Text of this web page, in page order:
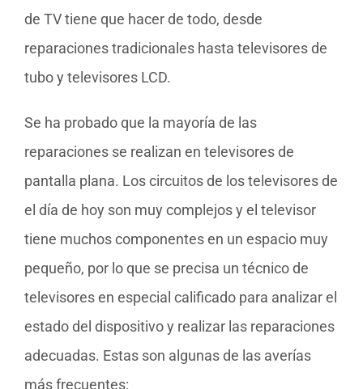
de TV tiene que hacer de todo, desde
reparaciones tradicionales hasta televisores de
tubo y televisores LCD.
Se ha probado que la mayoría de las
reparaciones se realizan en televisores de
pantalla plana. Los circuitos de los televisores de
el día de hoy son muy complejos y el televisor
tiene muchos componentes en un espacio muy
pequeño, por lo que se precisa un técnico de
televisores en especial calificado para analizar el
estado del dispositivo y realizar las reparaciones
adecuadas. Estas son algunas de las averías
más frecuentes: